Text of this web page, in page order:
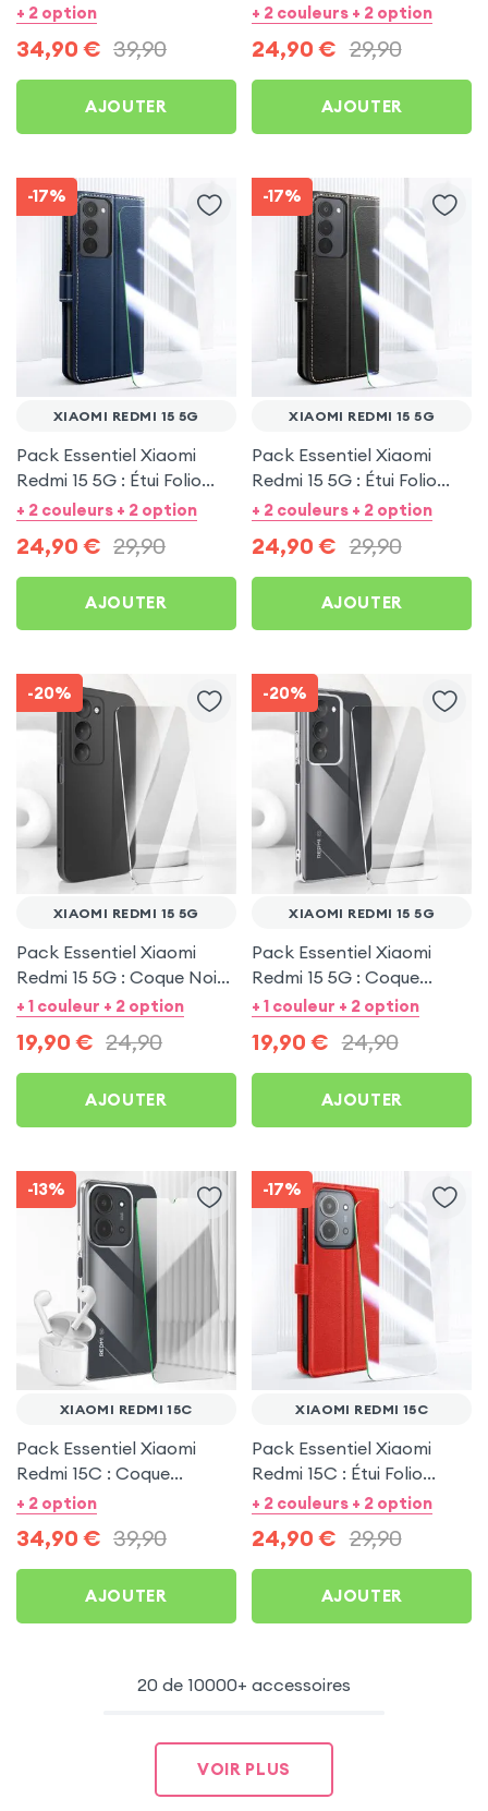
Transparente +
Écouteurs sans fil
+ 2 option
34,90 € 39,90
AJOUTER
Rouge + Protection écran
+ 2 couleurs + 2 option
24,90 € 29,90
AJOUTER
-17%
XIAOMI REDMI 15 5G
Pack Essentiel Xiaomi
Redmi 15 5G : Étui Folio
Bleu + Protection écran
+ 2 couleurs + 2 option
24,90 € 29,90
AJOUTER
-17%
XIAOMI REDMI 15 5G
Pack Essentiel Xiaomi
Redmi 15 5G : Étui Folio
Noir + Protection écran
+ 2 couleurs + 2 option
24,90 € 29,90
AJOUTER
-20%
XIAOMI REDMI 15 5G
Pack Essentiel Xiaomi
Redmi 15 5G : Coque Noire
+ Protection écran
+ 1 couleur + 2 option
19,90 € 24,90
AJOUTER
-20%
XIAOMI REDMI 15 5G
Pack Essentiel Xiaomi
Redmi 15 5G : Coque
Transparente +
+ 1 couleur + 2 option
19,90 € 24,90
AJOUTER
-13%
XIAOMI REDMI 15C
Pack Essentiel Xiaomi
Redmi 15C : Coque
Transparente +
Écouteurs sans fil
+ 2 option
34,90 € 39,90
AJOUTER
-17%
XIAOMI REDMI 15C
Pack Essentiel Xiaomi
Redmi 15C : Étui Folio
Rouge + Protection écran
+ 2 couleurs + 2 option
24,90 € 29,90
AJOUTER
20 de 10000+ accessoires
VOIR PLUS